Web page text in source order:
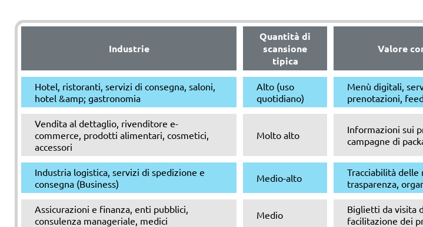
Industrie
Quantità di
scansione
tipica
Valore
Hotel, ristoranti, servizi di consegna, saloni,
hotel &amp; gastronomia
Alto (uso
quotidiano)
Menù digitali,
prenotazioni,
Vendita al dettaglio, rivenditore e-
commerce, prodotti alimentari, cosmetici,
accessori
Molto alto
Informazioni sui
campagne di
Industria logistica, servizi di spedizione e
consegna (Business)
Medio-alto
Tracciabilità delle
trasparenza,
Assicurazioni e finanza, enti pubblici,
consulenza manageriale, medici
Medio
Biglietti da visita
facilitazione dei